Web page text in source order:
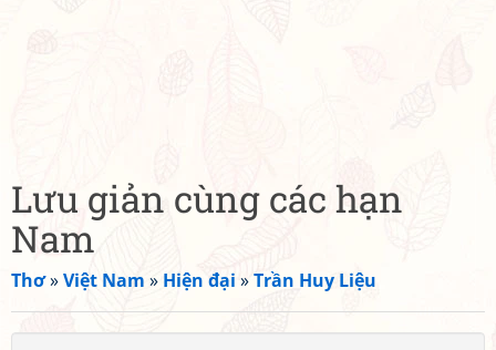
Lưu giản cùng các hạn
Nam
Thơ»Việt Nam » Hiện đại »Trần Huy Liệu